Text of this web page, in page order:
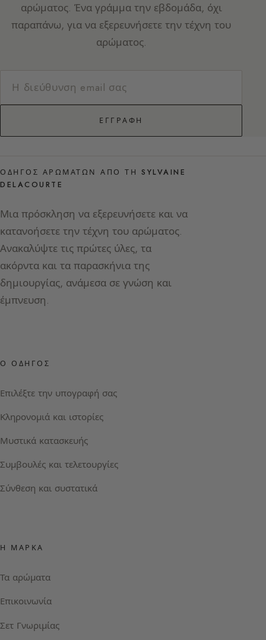
αρώματος. Ένα γράμμα την εβδομάδα, όχι
παραπάνω, για να εξερευνήσετε την τέχνη του
αρώματος.
ΕΓΓΡΑΦΉ
ΟΔΗΓΌΣ ΑΡΩΜΆΤΩΝ ΑΠΌ ΤΗ SYLVAINE
DELACOURTE
Μια πρόσκληση να εξερευνήσετε και να
κατανοήσετε την τέχνη του αρώματος.
Ανακαλύψτε τις πρώτες ύλες, τα
ακόρντα και τα παρασκήνια της
δημιουργίας, ανάμεσα σε γνώση και
έμπνευση.
Ο ΟΔΗΓΌΣ
Επιλέξτε την υπογραφή σας
Κληρονομιά και ιστορίες
Μυστικά κατασκευής
Συμβουλές και τελετουργίες
Σύνθεση και συστατικά
Η ΜΆΡΚΑ
Τα αρώματα
Επικοινωνία
Σετ Γνωριμίας